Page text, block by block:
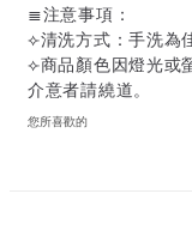
≣注意事項：
⟣清洗方式：手洗為
⟣商品顏色因燈光或
介意者請繞道。
您所喜歡的